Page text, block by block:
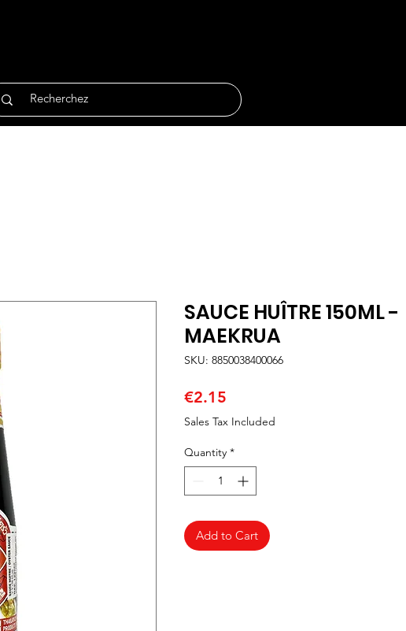
SAUCE HUÎTRE 150ML -
MAEKRUA
SKU: 8850038400066
€2.15
Sales Tax Included
Quantity *
Add to Cart